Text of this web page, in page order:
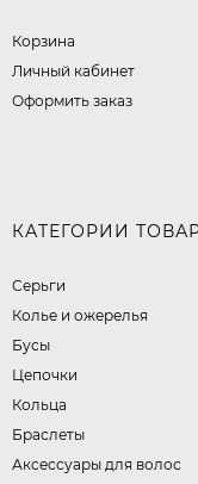
Корзина
Личный кабинет
Оформить заказ
КАТЕГОРИИ
Серьги
Колье и ожерелья
Бусы
Цепочки
Кольца
Браслеты
Аксессуары для волос